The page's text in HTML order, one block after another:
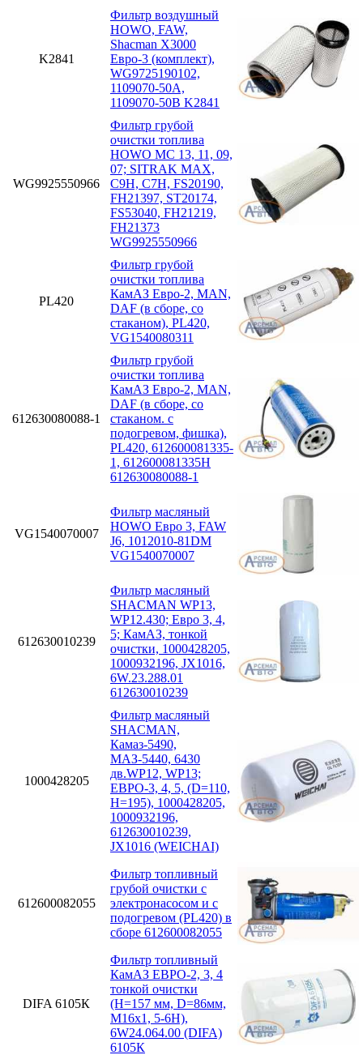
K2841
Фильтр воздушный
HOWO, FAW,
Shacman X3000
Евро-3 (комплект),
WG9725190102,
1109070-50A,
1109070-50B K2841
WG9925550966
Фильтр грубой
очистки топлива
HOWO MC 13, 11, 09,
07; SITRAK MAX,
C9H, C7H, FS20190,
FH21397, ST20174,
FS53040, FH21219,
FH21373
WG9925550966
PL420
Фильтр грубой
очистки топлива
КамАЗ Евро-2, MAN,
DAF (в сборе, со
стаканом), PL420,
VG1540080311
612630080088-1
Фильтр грубой
очистки топлива
КамАЗ Евро-2, MAN,
DAF (в сборе, со
стаканом. с
подогревом, фишка),
PL420, 612600081335-
1, 612600081335H
612630080088-1
VG1540070007
Фильтр масляный
HOWO Евро 3, FAW
J6, 1012010-81DM
VG1540070007
612630010239
Фильтр масляный
SHACMAN WP13,
WP12.430; Eвро 3, 4,
5; КамАЗ, тонкой
очистки, 1000428205,
1000932196, JX1016,
6W.23.288.01
612630010239
1000428205
Фильтр масляный
SHACMAN,
Камаз-5490,
МАЗ-5440, 6430
дв.WP12, WP13;
ЕВРО-3, 4, 5, (D=110,
H=195), 1000428205,
1000932196,
612630010239,
JX1016 (WEICHAI)
612600082055
Фильтр топливный
грубой очистки с
электронасосом и с
подогревом (PL420) в
сборе 612600082055
DIFA 6105К
Фильтр топливный
КамАЗ ЕВРО-2, 3, 4
тонкой очистки
(H=157 мм, D=86мм,
M16x1, 5-6H),
6W24.064.00 (DIFA)
6105К